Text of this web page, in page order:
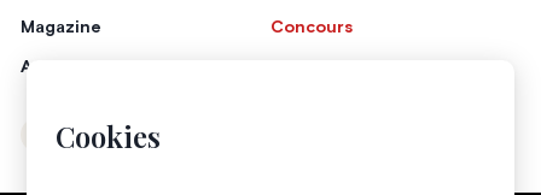
Cookies
Magazine
Annonceurs
Concours
Instagram